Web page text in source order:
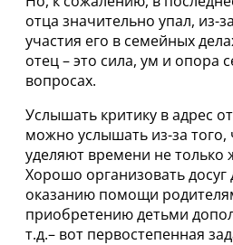
отца значительно упал, из-
участия его в семейных
отец – это сила, ум и опора
вопросах.
Услышать критику в адрес
можно услышать из-за
уделяют времени не только
Хорошо организовать досуг
оказанию помощи
приобретению детьми
т.д.– вот первостепенная